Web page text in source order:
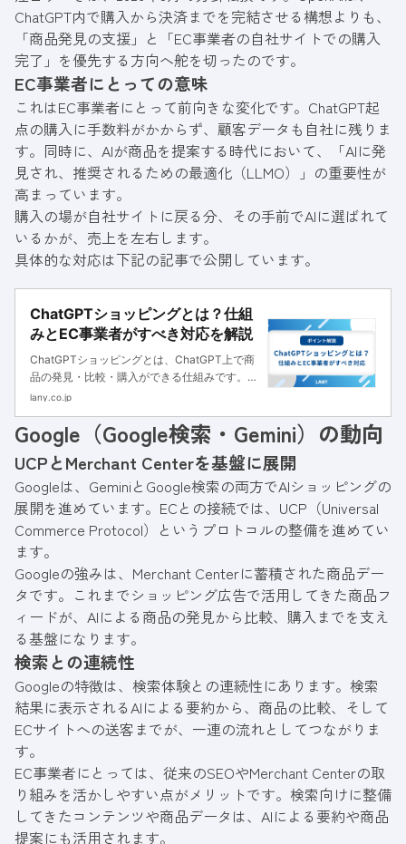
ChatGPT内で購入から決済までを完結させる構想よりも、
「商品発見の支援」と「EC事業者の自社サイトでの購入
完了」を優先する方向へ舵を切ったのです。
EC事業者にとっての意味
これはEC事業者にとって前向きな変化です。ChatGPT起
点の購入に手数料がかからず、顧客データも自社に残りま
す。同時に、AIが商品を提案する時代において、「AIに発
見され、推奨されるための最適化（LLMO）」の重要性が
高まっています。
購入の場が自社サイトに戻る分、その手前でAIに選ばれて
いるかが、売上を左右します。
具体的な対応は下記の記事で公開しています。
ChatGPTショッピングとは？仕組
みとEC事業者がすべき対応を解説
ChatGPTショッピングとは、ChatGPT上で商
品の発見・比較・購入ができる仕組みです。消
費者がどう買い物をするのか、その仕組みを理
備・商品ページ改修・LLMO対策を具体的に解
説します。
lany.co.jp
Google（Google検索・Gemini）の動向
UCPとMerchant Centerを基盤に展開
Googleは、GeminiとGoogle検索の両方でAIショッピングの
展開を進めています。ECとの接続では、UCP（Universal
Commerce Protocol）というプロトコルの整備を進めてい
ます。
Googleの強みは、Merchant Centerに蓄積された商品デー
タです。これまでショッピング広告で活用してきた商品フ
ィードが、AIによる商品の発見から比較、購入までを支え
る基盤になります。
検索との連続性
Googleの特徴は、検索体験との連続性にあります。検索
結果に表示されるAIによる要約から、商品の比較、そして
ECサイトへの送客までが、一連の流れとしてつながりま
す。
EC事業者にとっては、従来のSEOやMerchant Centerの取
り組みを活かしやすい点がメリットです。検索向けに整備
してきたコンテンツや商品データは、AIによる要約や商品
提案にも活用されます。